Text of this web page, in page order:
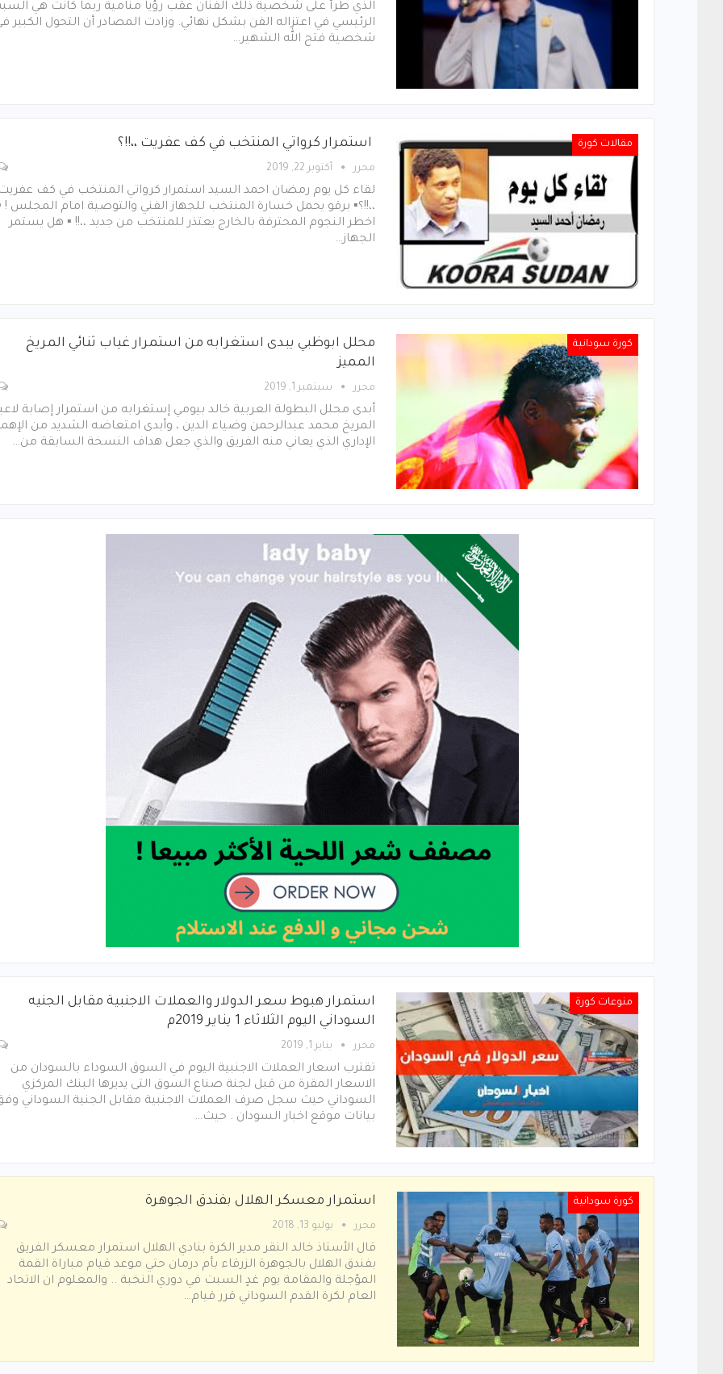
الذي طرأ على شخصية ذلك الفنان عقب رؤيا منامية ربما كانت هي
الرئيسي في اعتزاله الفن بشكل نهائي. وزادت المصادر أن التحول الكبير
شخصية فتح الله الشهير…
مقالات كورة استمرار كرواتي المنتخب في كف عفريت ،،!!؟
محرر أكتوبر 22, 2019
لقاء كل يوم رمضان احمد السيد استمرار كرواتي المنتخب في كف
،،!!؟▪︎ برقو يحمل خسارة المنتخب للجهاز الفني والتوصية امام المجلس !
اخطر النجوم المحترفة بالخارج يعتذر للمنتخب من جديد ،،!! ▪︎ هل يستمر
الجهاز…
كورة سودانية
محلل ابوظبي يبدى استغرابه من استمرار غياب ثنائي المريخ
المميز
محرر سبتمبر 1, 2019
أبدى محلل البطولة العربية خالد بيومي إستغرابه من استمرار إصابة
المريخ محمد عبدالرحمن وضياء الدين ، وأبدى امتعاضه الشديد من
الإداري الذي يعاني منه الفريق والذي جعل هداف النسخة السابقة من…
منوعات كورة
استمرار هبوط سعر الدولار والعملات الاجنبية مقابل الجنيه
السوداني اليوم الثلاثاء 1 يناير 2019م
محرر يناير 1, 2019
تقترب اسعار العملات الاجنبية اليوم في السوق السوداء بالسودان من
الاسعار المقرة من قبل لجنة صناع السوق التى يديرها البنك المركزي
السوداني حيث سجل صرف العملات الاجنبية مقابل الجنية السوداني
بيانات موقع اخبار السودان . حيث…
كورة سودانية استمرار معسكر الهلال بفندق الجوهرة
محرر يوليو 13, 2018
قال الأستاذ خالد النقر مدير الكرة بنادي الهلال استمرار معسكر الفريق
بفندق الهلال بالجوهرة الزرقاء بأم درمان حتي موعد قيام مباراة القمة
المؤجلة والمقامة يوم غدٍ السبت في دوري النخبة .. والمعلوم ان الاتحاد
العام لكرة القدم السوداني قرر قيام…